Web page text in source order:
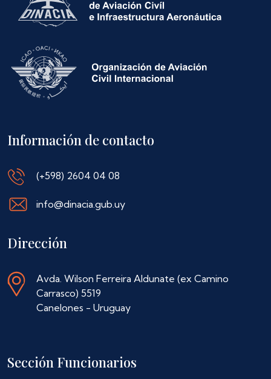
Información de contacto
(+598) 2604 04 08
info@dinacia.gub.uy
Dirección
Avda. Wilson Ferreira Aldunate (ex Camino
Carrasco) 5519
Canelones - Uruguay
Sección Funcionarios